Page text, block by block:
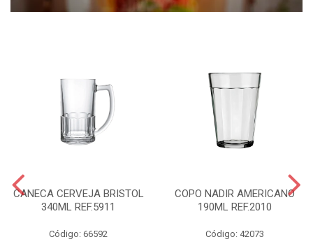
CANECA CERVEJA BRISTOL
340ML REF.5911
Código: 66592
COPO NADIR AMERICANO
190ML REF.2010
Código: 42073